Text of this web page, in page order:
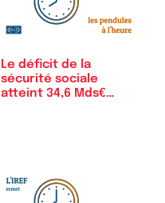
Le déficit de la
sécurité sociale
atteint 34,6 Mds€…